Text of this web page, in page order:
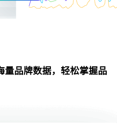
品牌数据，轻松掌握品